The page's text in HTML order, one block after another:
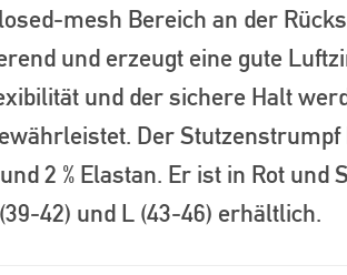
mesh Bereich an der
und erzeugt eine gute
und der sichere Halt
Der Stutzenstrumpf
2 % Elastan. Er ist in Rot und
42) und L (43-46) erhältlich.